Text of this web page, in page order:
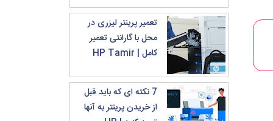
تعمیر پرینتر لیزری در
محل با گارانتی تعمیر
کامل | HP Tamir
7 نکته ای که باید قبل
از خریدن پرینتر به آنها